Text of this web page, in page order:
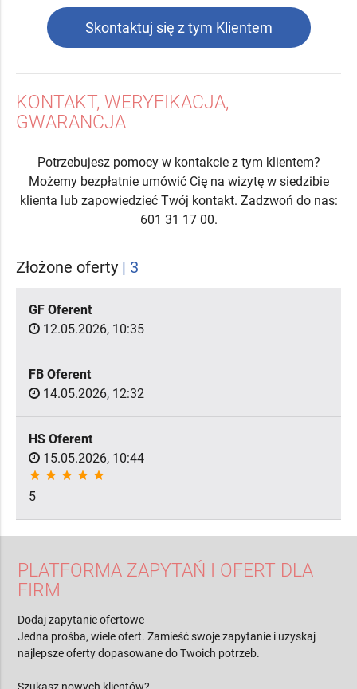
Skontaktuj się z tym Klientem
KONTAKT, WERYFIKACJA,
GWARANCJA
Potrzebujesz pomocy w kontakcie z tym klientem?
Możemy bezpłatnie umówić Cię na wizytę w siedzibie
klienta lub zapowiedzieć Twój kontakt. Zadzwoń do nas:
601 31 17 00.
Złożone oferty | 3
GF Oferent
12.05.2026, 10:35
FB Oferent
14.05.2026, 12:32
HS Oferent
15.05.2026, 10:44
star star star star star
5
PLATFORMA ZAPYTAŃ I OFERT DLA
FIRM
Dodaj zapytanie ofertowe
Jedna prośba, wiele ofert. Zamieść swoje zapytanie i uzyskaj
najlepsze oferty dopasowane do Twoich potrzeb.